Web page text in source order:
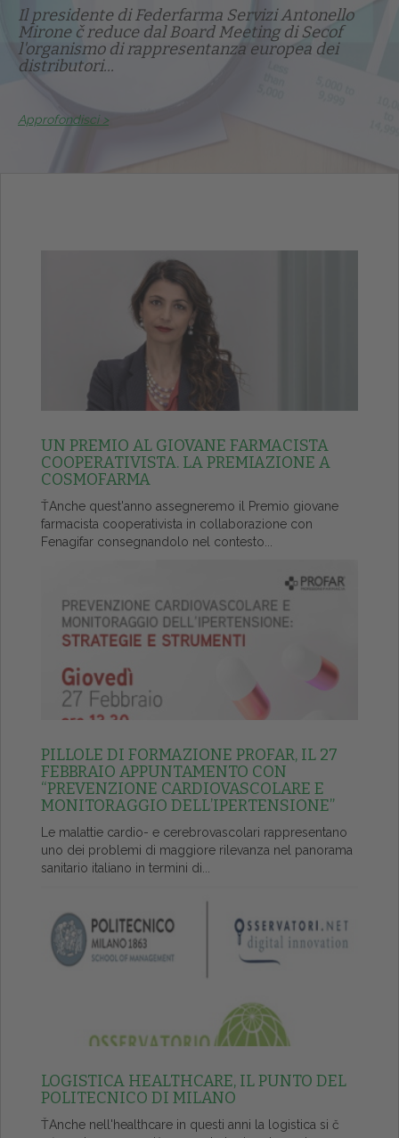
Il presidente di Federfarma Servizi Antonello
Mirone č reduce dal Board Meeting di Secof
l'organismo di rappresentanza europea dei
distributori...
Approfondisci >
UN PREMIO AL GIOVANE FARMACISTA
COOPERATIVISTA. LA PREMIAZIONE A
COSMOFARMA
ŤAnche quest'anno assegneremo il Premio giovane
farmacista cooperativista in collaborazione con
Fenagifar consegnandolo nel contesto...
PILLOLE DI FORMAZIONE PROFAR, IL 27
FEBBRAIO APPUNTAMENTO CON
“PREVENZIONE CARDIOVASCOLARE E
MONITORAGGIO DELL’IPERTENSIONE”
Le malattie cardio- e cerebrovascolari rappresentano
uno dei problemi di maggiore rilevanza nel panorama
sanitario italiano in termini di...
LOGISTICA HEALTHCARE, IL PUNTO DEL
POLITECNICO DI MILANO
ŤAnche nell'healthcare in questi anni la logistica si č